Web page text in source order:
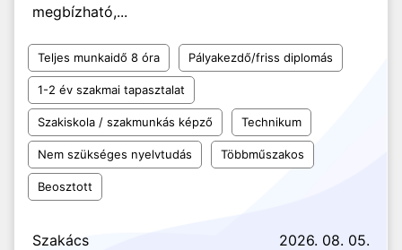
megbízható,...
Teljes munkaidő 8 óra Pályakezdő/friss diplomás
1-2 év szakmai tapasztalat
Szakiskola / szakmunkás képző Technikum
Nem szükséges nyelvtudás Többműszakos
Beosztott
Szakács 2026. 08. 05.